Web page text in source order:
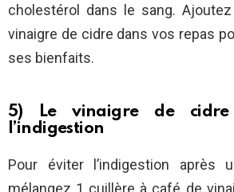
cholestérol dans le sang.
vinaigre de cidre dans vos repas
ses bienfaits.
5) Le vinaigre de
l’indigestion
Pour éviter l’indigestion après
mélangez 1 cuillère à café de